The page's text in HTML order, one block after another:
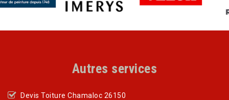
Autres services
Devis Toiture Chamaloc 26150